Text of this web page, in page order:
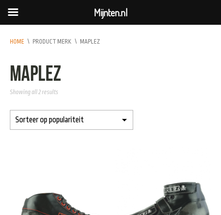
HOME \ PRODUCT MERK \ MAPLEZ
maplez
Showing all 2 results
Mijnten.nl